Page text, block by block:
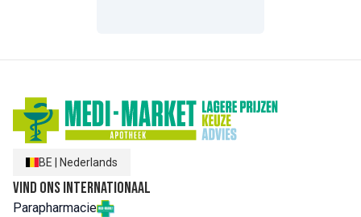
BE Nederlands
Vind ons internationaal
Parapharmacie